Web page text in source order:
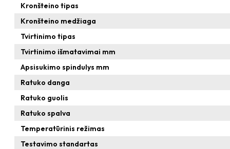
Kronšteino tipas
Kronšteino medžiaga
Tvirtinimo tipas
Tvirtinimo išmatavimai mm
Apsisukimo spindulys mm
Ratuko danga
Ratuko guolis
Ratuko spalva
Temperatūrinis režimas
Testavimo standartas